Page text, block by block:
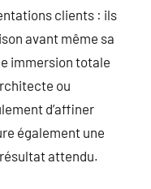
clients : ils
avant même sa
immersion totale
ou
d’affiner
également une
attendu.